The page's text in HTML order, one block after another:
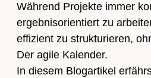
Während Projekte immer
ergebnisorientiert zu
effizient zu strukturieren,
Der agile Kalender.
In diesem Blogartikel